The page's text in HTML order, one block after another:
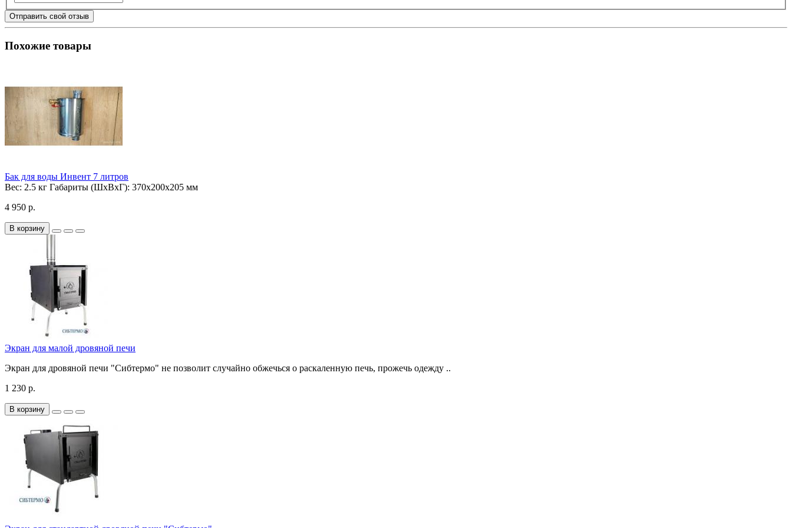
Отправить свой отзыв
Похожие товары
Бак для воды Инвент 7 литров
Вес: 2.5 кг Габариты (ШхВхГ): 370х200х205 мм
4 950 р.
В корзину
Экран для малой дровяной печи
Экран для дровяной печи "Сибтермо" не позволит случайно обжечься о раскаленную печь, прожечь одежду ..
1 230 р.
В корзину